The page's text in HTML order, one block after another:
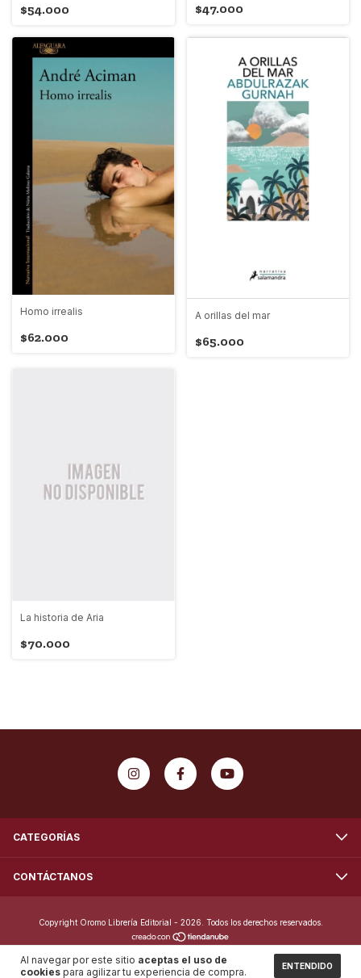
Al navegar por este sitio aceptas el uso de
cookies para agilizar tu experiencia de compra. ENTENDIDO
$54.000 $47.000
Homo irrealis
$62.000
A orillas del mar
$65.000
La historia de Aria
$70.000
CATEGORÍAS
CONTÁCTANOS
Copyright Oromo Librería Editorial - 2026. Todos los derechos reservados.